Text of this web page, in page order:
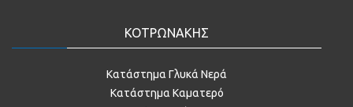
ΚΟΤΡΩΝΑΚΗΣ
Κατάστημα Γλυκά Νερά
Κατάστημα Καματερό